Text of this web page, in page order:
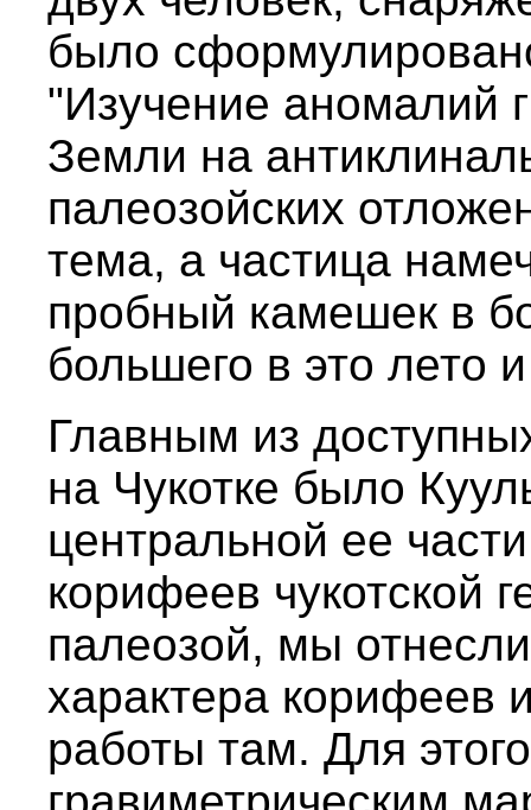
было
"Изучение аномалий
Земли на
палеозойских
тема, а частица
пробный камешек в
большего в это лето
Главным из
на Чукотке было
центральной ее
корифеев чукотской
палеозой, мы
характера корифеев
работы там. Для